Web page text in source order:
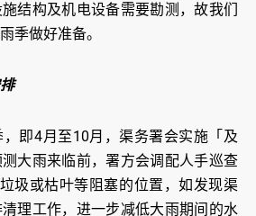
结构及机电设备需要勘测，故我们
季做好准备。
即4月至10月，渠务署会实施「及
大雨来临前，署方会调配人手巡查
圾或枯叶等阻塞的位置，如发现渠
理工作，进一步减低大雨期间的水